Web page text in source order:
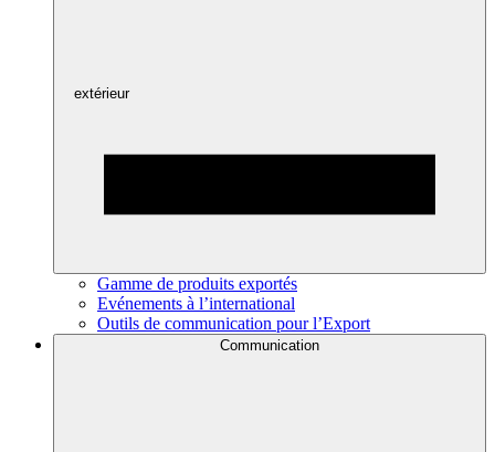
extérieur
Gamme de produits exportés
Evénements à l’international
Outils de communication pour l’Export
Communication